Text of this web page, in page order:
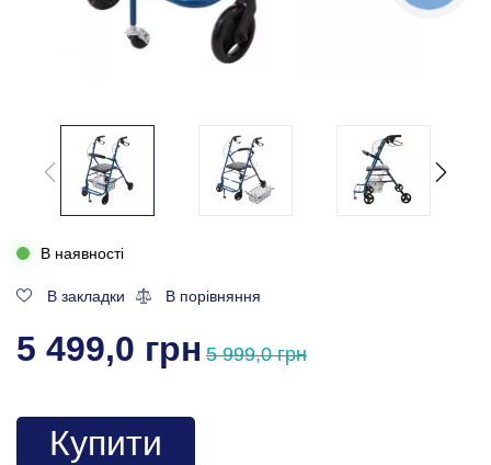
В наявності
В закладки В порівняння
5 499,0 грн 5 999,0 грн
Купити